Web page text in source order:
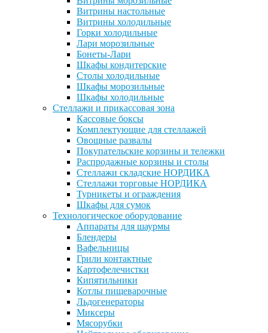
Витрины настольные
Витрины холодильные
Горки холодильные
Лари морозильные
Бонеты-Лари
Шкафы кондитерские
Столы холодильные
Шкафы морозильные
Шкафы холодильные
Стеллажи и прикассовая зона
Кассовые боксы
Комплектующие для стеллажей
Овощные развалы
Покупательские корзины и тележки
Распродажные корзины и столы
Стеллажи складские НОРДИКА
Стеллажи торговые НОРДИКА
Турникеты и ограждения
Шкафы для сумок
Технологическое оборудование
Аппараты для шаурмы
Блендеры
Вафельницы
Грили контактные
Картофелечистки
Кипятильники
Котлы пищеварочные
Льдогенераторы
Миксеры
Мясорубки